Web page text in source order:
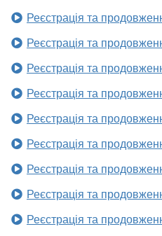
Реєстрація та
Реєстрація та
Реєстрація та
Реєстрація та
Реєстрація та
Реєстрація та
Реєстрація та
Реєстрація та
Реєстрація та